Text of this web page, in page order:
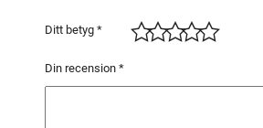
Ditt betyg *
Din recension *